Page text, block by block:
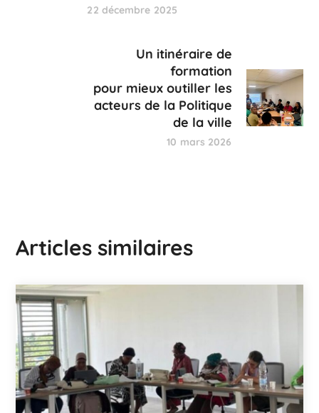
22 décembre 2025
Un itinéraire de
formation
pour mieux outiller les
acteurs de la Politique
de la ville
10 mars 2026
Articles similaires